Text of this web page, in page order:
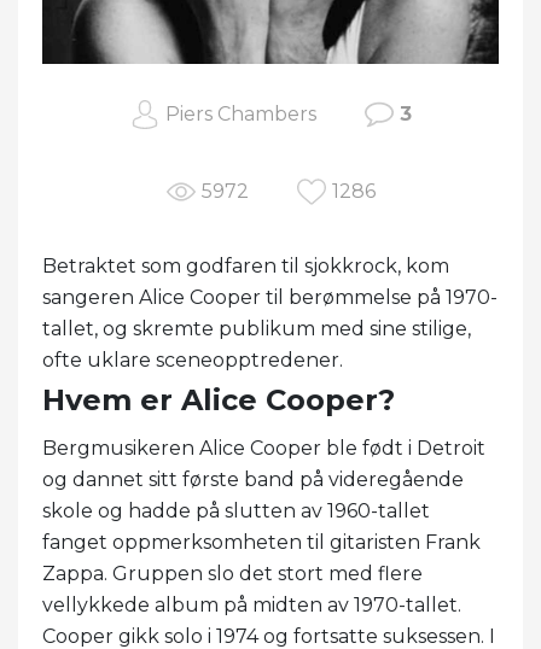
Piers Chambers 3
5972 1286
Betraktet som godfaren til sjokkrock, kom
sangeren Alice Cooper til berømmelse på 1970-
tallet, og skremte publikum med sine stilige,
ofte uklare sceneopptredener.
Hvem er Alice Cooper?
Bergmusikeren Alice Cooper ble født i Detroit
og dannet sitt første band på videregående
skole og hadde på slutten av 1960-tallet
fanget oppmerksomheten til gitaristen Frank
Zappa. Gruppen slo det stort med flere
vellykkede album på midten av 1970-tallet.
Cooper gikk solo i 1974 og fortsatte suksessen. I